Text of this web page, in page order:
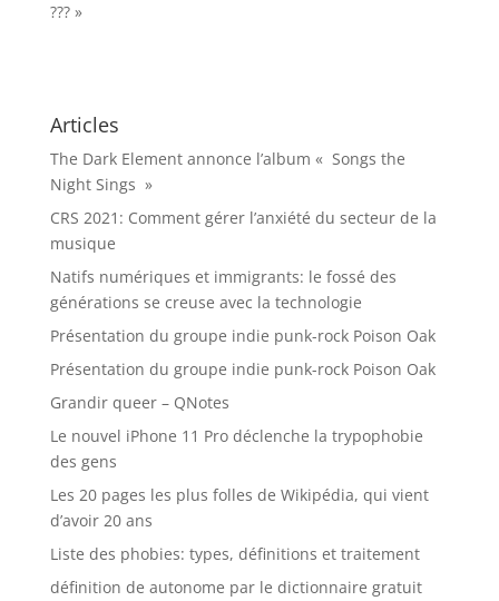
??? »
Articles
The Dark Element annonce l’album « Songs the
Night Sings »
CRS 2021: Comment gérer l’anxiété du secteur de la
musique
Natifs numériques et immigrants: le fossé des
générations se creuse avec la technologie
Présentation du groupe indie punk-rock Poison Oak
Présentation du groupe indie punk-rock Poison Oak
Grandir queer – QNotes
Le nouvel iPhone 11 Pro déclenche la trypophobie
des gens
Les 20 pages les plus folles de Wikipédia, qui vient
d’avoir 20 ans
Liste des phobies: types, définitions et traitement
définition de autonome par le dictionnaire gratuit